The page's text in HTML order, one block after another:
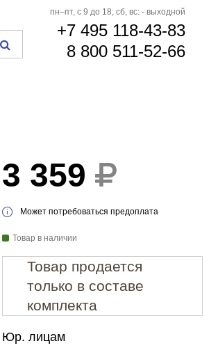
пн–пт, с 9 до 18; сб, вс: - выходной
+7 495 118-43-83
8 800 511-52-66
3 359
Может потребоваться предоплата
Товар в наличии
Товар продается
только в составе
комплекта
Юр. лицам